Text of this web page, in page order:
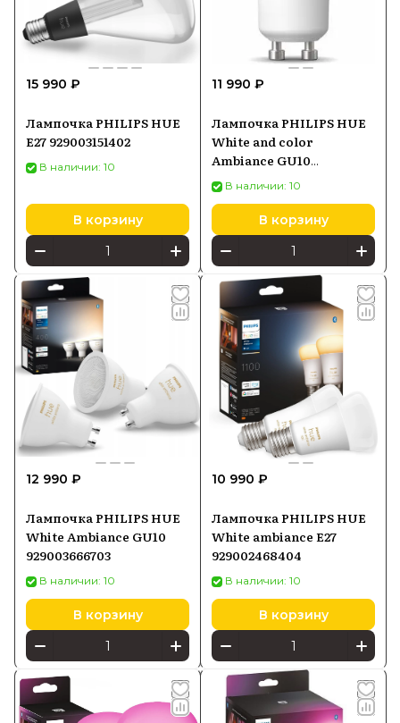
15 990 ₽
Лампочка PHILIPS HUE
E27 929003151402
В наличии: 10
В корзину
11 990 ₽
Лампочка PHILIPS HUE
White and color
Ambiance GU10
929003666501
В наличии: 10
В корзину
12 990 ₽
Лампочка PHILIPS HUE
White Ambiance GU10
929003666703
В наличии: 10
В корзину
10 990 ₽
Лампочка PHILIPS HUE
White ambiance E27
929002468404
В наличии: 10
В корзину